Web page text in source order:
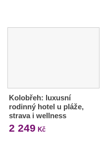
Kolobřeh: luxusní
rodinný hotel u pláže,
strava i wellness
2 249 Kč